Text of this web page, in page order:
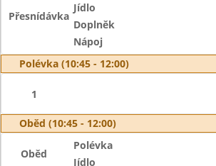
Přesnídávka
Jídlo
Doplněk
Nápoj
Polévka (10:45 - 12:00)
1
Oběd (10:45 - 12:00)
Oběd
Polévka
Jídlo